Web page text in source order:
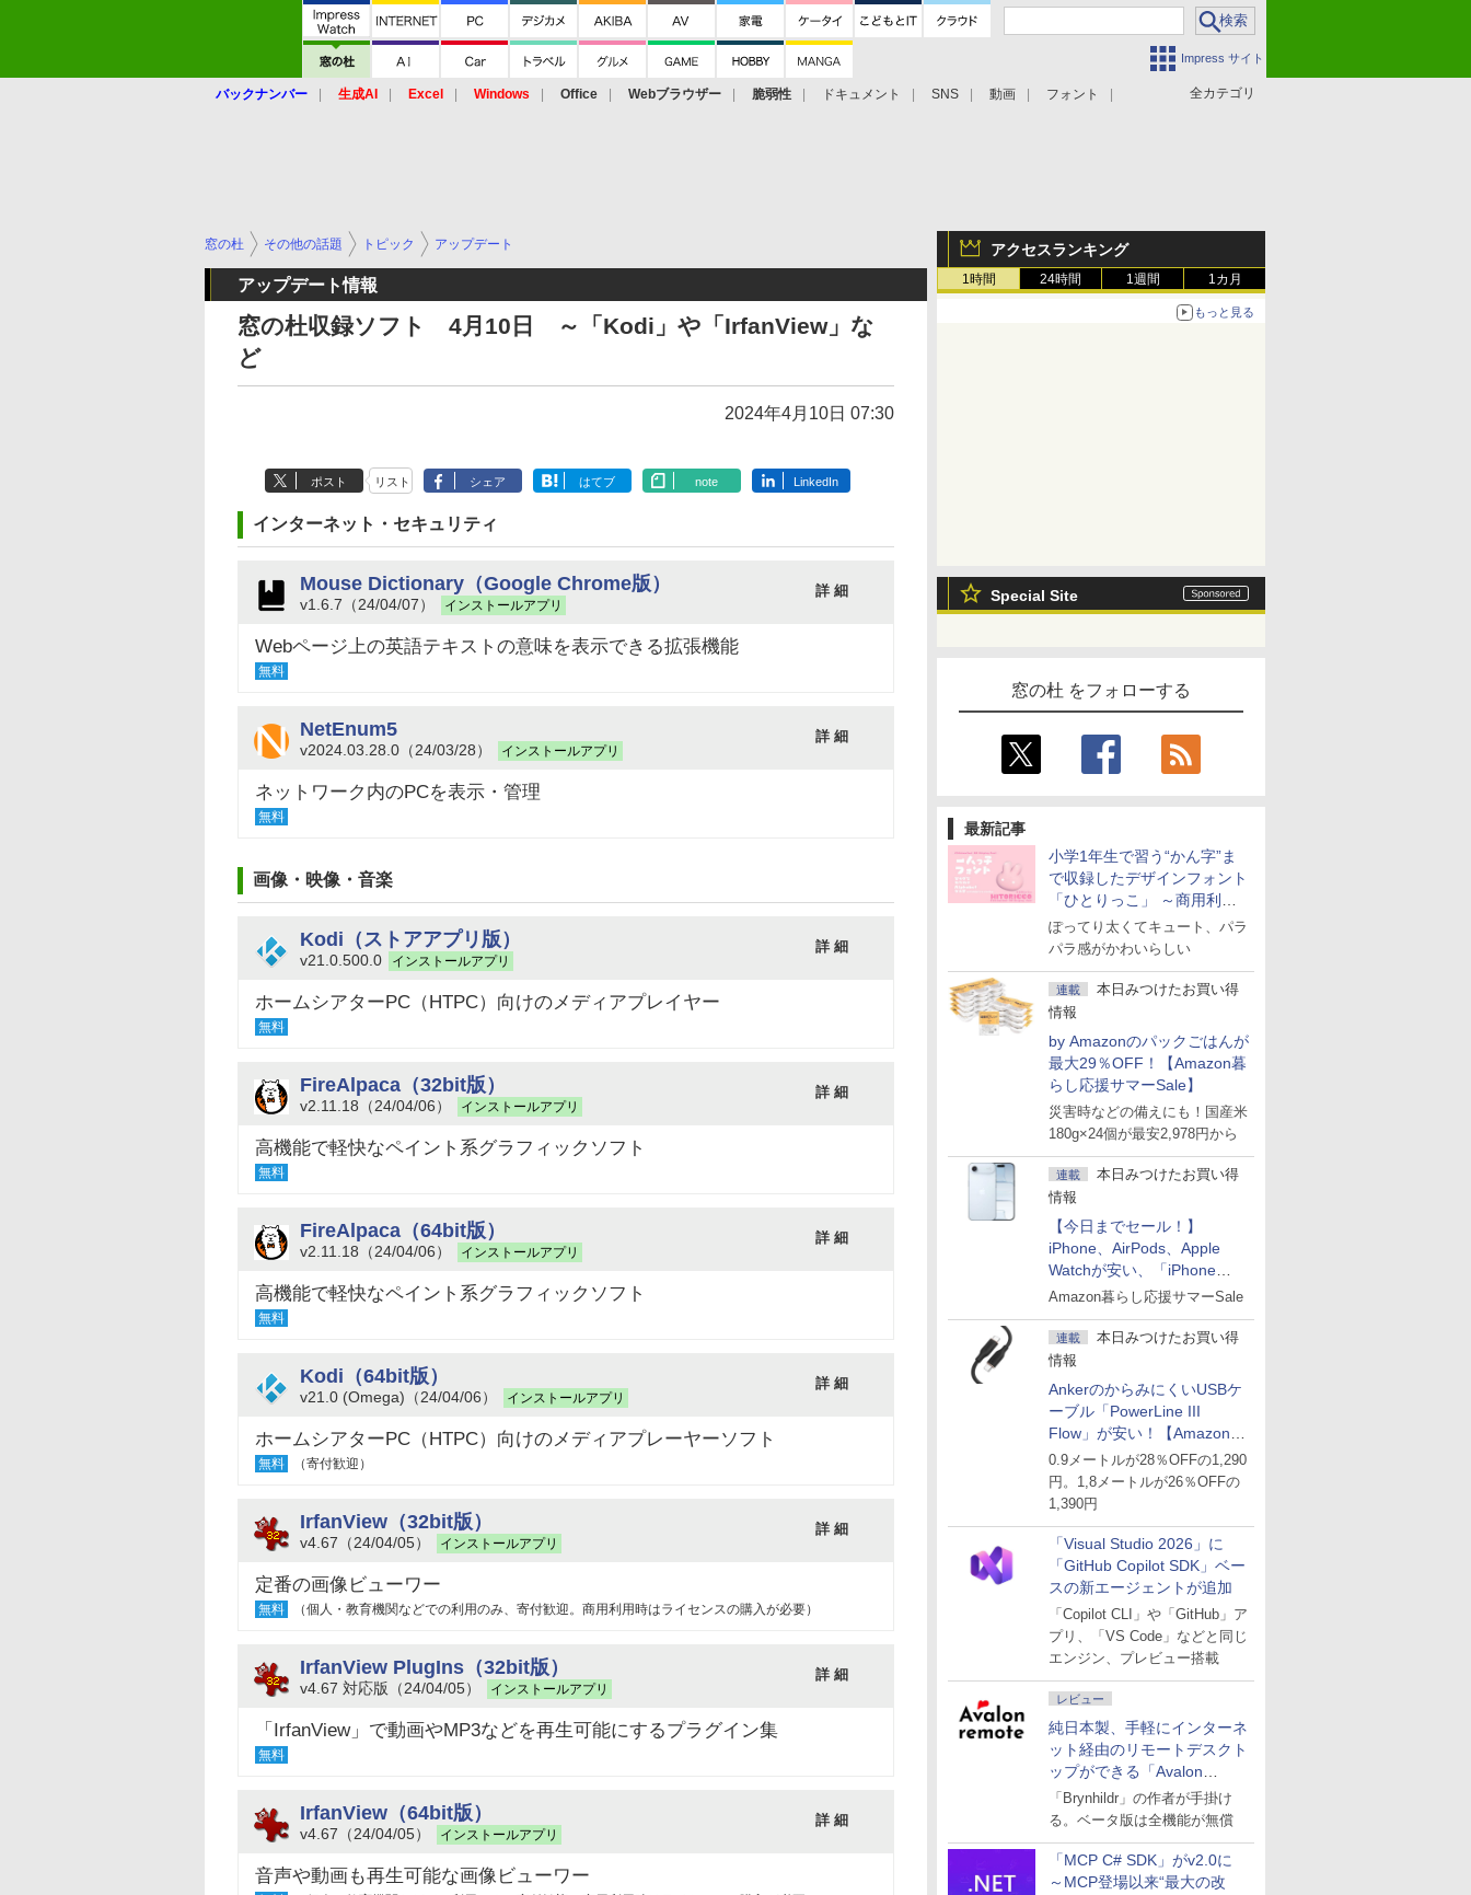
Impress サイト
全カテゴリ
バックナンバー 生成AI Excel Windows Office Webブラウザー 脆弱性 ドキュメント SNS 動画 フォント
アクセスランキング
1時間 24時間 1週間 1カ月
もっと見る
Special Site
窓の杜 をフォローする
最新記事
小学1年生で習う“かん字”ま
で収録したデザインフォント
「ひとりっこ」 ～商用利用
OK
ぽってり太くてキュート、パラ
パラ感がかわいらしい
連載
本日みつけたお買い得
情報
by Amazonのパックごはんが
最大29％OFF！【Amazon暮
らし応援サマーSale】
災害時などの備えにも！国産米
180g×24個が最安2,978円から
連載
本日みつけたお買い得
情報
【今日までセール！】
iPhone、AirPods、Apple
Watchが安い、「iPhone
Air」256GB版が139,800円な
Amazon暮らし応援サマーSale
連載
本日みつけたお買い得
情報
AnkerのからみにくいUSBケ
ーブル「PowerLine III
Flow」が安い！【Amazon暮
らし応援サマーSale】
0.9メートルが28％OFFの1,290
円。1,8メートルが26％OFFの
1,390円
「Visual Studio 2026」に
「GitHub Copilot SDK」ベー
スの新エージェントが追加
「Copilot CLI」や「GitHub」ア
プリ、「VS Code」などと同じ
エンジン、プレビュー搭載
レビュー
純日本製、手軽にインターネ
ット経由のリモートデスクト
ップができる「Avalon
remote」
「Brynhildr」の作者が手掛け
る。ベータ版は全機能が無償
「MCP C# SDK」がv2.0に
～MCP登場以来“最大の改
窓の杜 その他の話題 トピック アップデート
アップデート情報
窓の杜収録ソフト 4月10日 ～「Kodi」や「IrfanView」な
ど
2024年4月10日 07:30
ポスト リスト シェア はてブ note LinkedIn
インターネット・セキュリティ
Mouse Dictionary（Google Chrome版）
v1.6.7（24/04/07） インストールアプリ
詳 細
Webページ上の英語テキストの意味を表示できる拡張機能
無料
NetEnum5
v2024.03.28.0（24/03/28） インストールアプリ
詳 細
ネットワーク内のPCを表示・管理
無料
画像・映像・音楽
Kodi（ストアアプリ版）
v21.0.500.0 インストールアプリ
詳 細
ホームシアターPC（HTPC）向けのメディアプレイヤー
無料
FireAlpaca（32bit版）
v2.11.18（24/04/06） インストールアプリ
詳 細
高機能で軽快なペイント系グラフィックソフト
無料
FireAlpaca（64bit版）
v2.11.18（24/04/06） インストールアプリ
詳 細
高機能で軽快なペイント系グラフィックソフト
無料
Kodi（64bit版）
v21.0 (Omega)（24/04/06） インストールアプリ
詳 細
ホームシアターPC（HTPC）向けのメディアプレーヤーソフト
無料 （寄付歓迎）
IrfanView（32bit版）
v4.67（24/04/05） インストールアプリ
詳 細
定番の画像ビューワー
無料 （個人・教育機関などでの利用のみ、寄付歓迎。商用利用時はライセンスの購入が必要）
IrfanView PlugIns（32bit版）
v4.67 対応版（24/04/05） インストールアプリ
詳 細
「IrfanView」で動画やMP3などを再生可能にするプラグイン集
無料
IrfanView（64bit版）
v4.67（24/04/05） インストールアプリ
詳 細
音声や動画も再生可能な画像ビューワー